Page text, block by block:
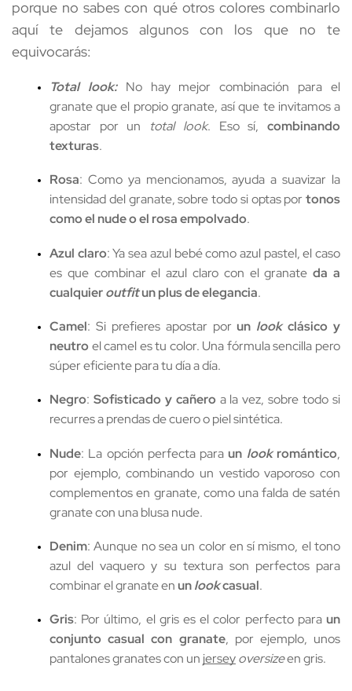
porque no sabes con qué otros colores combinarlo
aquí te dejamos algunos con los que no te
equivocarás:
Total look: No hay mejor combinación para el
granate que el propio granate, así que te invitamos a
apostar por un total look. Eso sí, combinando
texturas.
Rosa: Como ya mencionamos, ayuda a suavizar la
intensidad del granate, sobre todo si optas por tonos
como el nude o el rosa empolvado.
Azul claro: Ya sea azul bebé como azul pastel, el caso
es que combinar el azul claro con el granate da a
cualquier outfit un plus de elegancia.
Camel: Si prefieres apostar por un look clásico y
neutro el camel es tu color. Una fórmula sencilla pero
súper eficiente para tu día a día.
Negro: Sofisticado y cañero a la vez, sobre todo si
recurres a prendas de cuero o piel sintética.
Nude: La opción perfecta para un look romántico,
por ejemplo, combinando un vestido vaporoso con
complementos en granate, como una falda de satén
granate con una blusa nude.
Denim: Aunque no sea un color en sí mismo, el tono
azul del vaquero y su textura son perfectos para
combinar el granate en un look casual.
Gris: Por último, el gris es el color perfecto para un
conjunto casual con granate, por ejemplo, unos
pantalones granates con un jerseyoversize en gris.